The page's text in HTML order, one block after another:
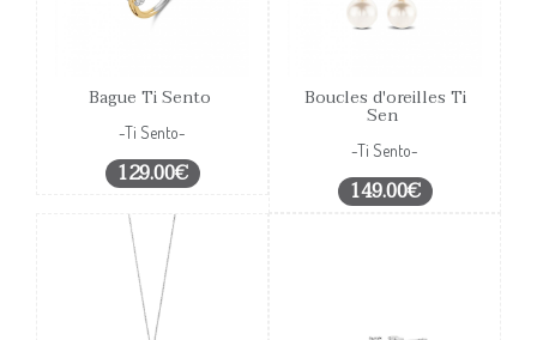
Bague Ti Sento
-Ti Sento-
129.00€
Boucles d'oreilles Ti
Sen
-Ti Sento-
149.00€